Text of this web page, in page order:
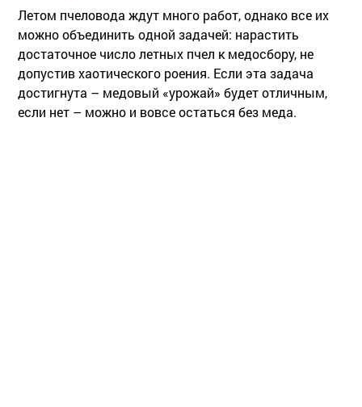
Летом пчеловода ждут много работ, однако все их
можно объединить одной задачей: нарастить
достаточное число летных пчел к медосбору, не
допустив хаотического роения. Если эта задача
достигнута – медовый «урожай» будет отличным,
если нет – можно и вовсе остаться без меда.